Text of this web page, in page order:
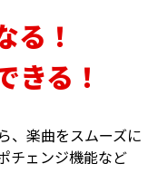
PHASER
る！
きる！
、楽曲をスムーズに
チェンジ機能など